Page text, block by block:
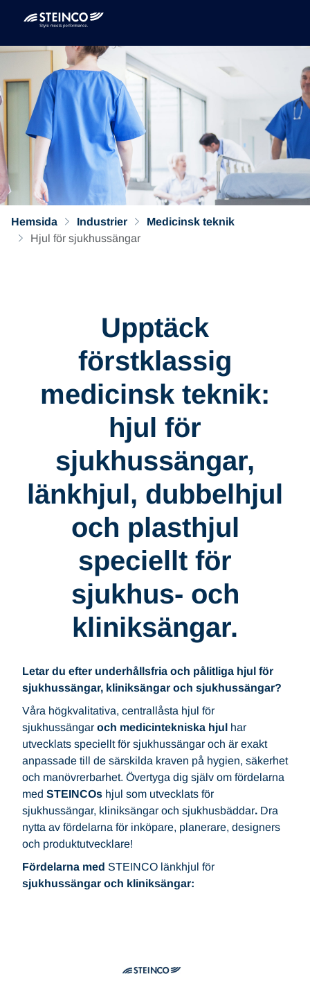
Hemsida Industrier
Medicinsk teknik
Hjul för sjukhussängar
Upptäck
förstklassig
medicinsk teknik:
hjul för
sjukhussängar,
länkhjul, dubbelhjul
och plasthjul
speciellt för
sjukhus- och
kliniksängar.
Letar du efter underhållsfria och pålitliga hjul för
sjukhussängar, kliniksängar och sjukhussängar?
Våra högkvalitativa, centrallåsta hjul för
sjukhussängar och medicintekniska hjul har
utvecklats speciellt för sjukhussängar och är exakt
anpassade till de särskilda kraven på hygien, säkerhet
och manövrerbarhet. Övertyga dig själv om fördelarna
med STEINCOs hjul som utvecklats för
sjukhussängar, kliniksängar och sjukhusbäddar. Dra
nytta av fördelarna för inköpare, planerare, designers
och produktutvecklare!
Fördelarna med STEINCO länkhjul för
sjukhussängar och kliniksängar: